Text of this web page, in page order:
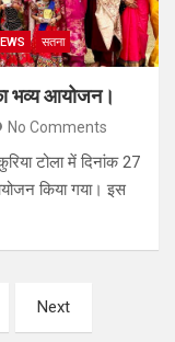
सतना
भव्य आयोजन।
No Comments
टोला में दिनांक 27
किया गया। इस
Next